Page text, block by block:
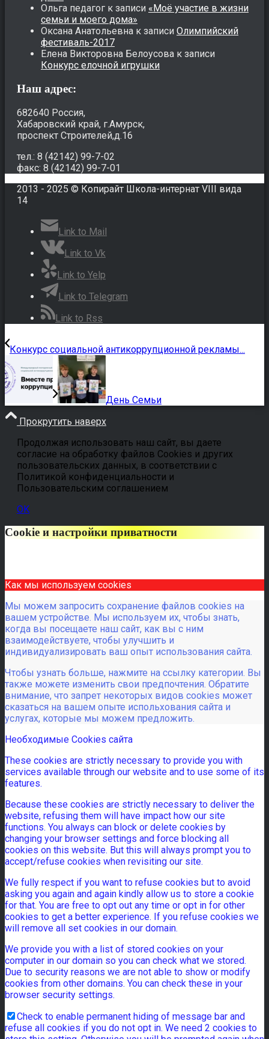
Ольга педагог к записи «Моё участие в жизни
семьи и моего дома»
Оксана Анатольевна к записи Олимпийский
фестиваль-2017
Елена Викторовна Белоусова к записи
Конкурс елочной игрушки
Наш адрес:
682640 Россия,
Хабаровский край, г.Амурск,
проспект Строителей,д.16
тел.: 8 (42142) 99-7-02
факс: 8 (42142) 99-7-01
2013 - 2025 © Копирайт Школа-интернат VIII вида
14
Link to Mail
Link to Vk
Link to Yelp
Link to Telegram
Link to Rss
Конкурс социальной антикоррупционной рекламы...
День Семьи
Прокрутить наверх
Продолжая использовать наш сайт, вы даете
согласие на обработку файлов Cookies и других
пользовательских данных, в соответствии с
Политикой конфиденциальности и
Пользовательским соглашением
OK
Cookie и настройки приватности
Как мы используем cookies
Мы можем запросить сохранение файлов cookies на
вашем устройстве. Мы используем их, чтобы знать,
когда вы посещаете наш сайт, как вы с ним
взаимодействуете, чтобы улучшить и
индивидуализировать ваш опыт использования сайта.
Чтобы узнать больше, нажмите на ссылку категории. Вы
также можете изменить свои предпочтения. Обратите
внимание, что запрет некоторых видов cookies может
сказаться на вашем опыте испольхования сайта и
услугах, которые мы можем предложить.
Необходимые Cookies сайта
These cookies are strictly necessary to provide you with
services available through our website and to use some of its
features.
Because these cookies are strictly necessary to deliver the
website, refusing them will have impact how our site
functions. You always can block or delete cookies by
changing your browser settings and force blocking all
cookies on this website. But this will always prompt you to
accept/refuse cookies when revisiting our site.
We fully respect if you want to refuse cookies but to avoid
asking you again and again kindly allow us to store a cookie
for that. You are free to opt out any time or opt in for other
cookies to get a better experience. If you refuse cookies we
will remove all set cookies in our domain.
We provide you with a list of stored cookies on your
computer in our domain so you can check what we stored.
Due to security reasons we are not able to show or modify
cookies from other domains. You can check these in your
browser security settings.
Check to enable permanent hiding of message bar and
refuse all cookies if you do not opt in. We need 2 cookies to